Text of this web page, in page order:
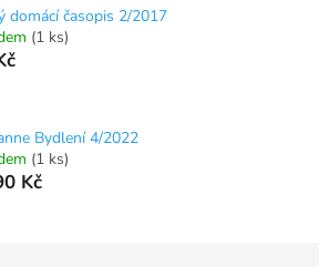
domácí časopis 2/2017
(1 ks)
Bydlení 4/2022
(1 ks)
Kč